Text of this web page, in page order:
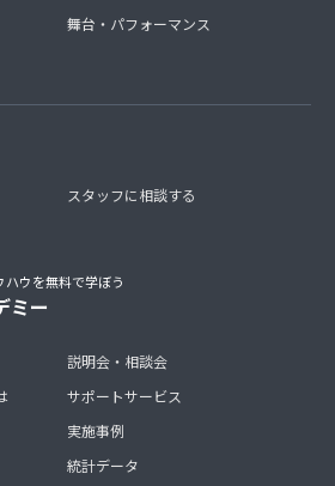
舞台・パフォーマンス
スタッフに相談する
ウを無料で学ぼう
ミー
説明会・相談会
サポートサービス
実施事例
統計データ